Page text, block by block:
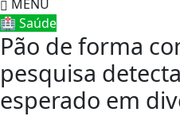
MENU
🏥 Saúde
Pão de forma
pesquisa
esperado em